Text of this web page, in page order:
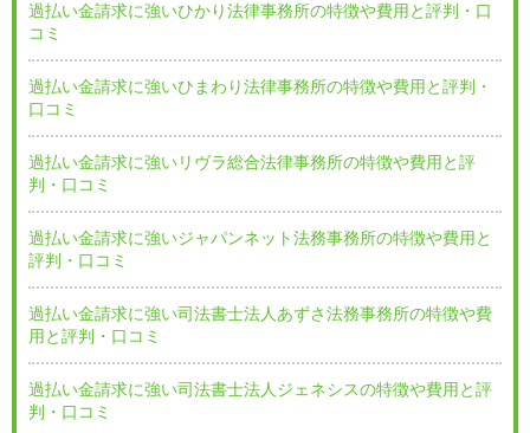
過払い金請求に強いひかり法律事務所の特徴や費用と評判・口
コミ
過払い金請求に強いひまわり法律事務所の特徴や費用と評判・
口コミ
過払い金請求に強いリヴラ総合法律事務所の特徴や費用と評
判・口コミ
過払い金請求に強いジャパンネット法務事務所の特徴や費用と
評判・口コミ
過払い金請求に強い司法書士法人あずさ法務事務所の特徴や費
用と評判・口コミ
過払い金請求に強い司法書士法人ジェネシスの特徴や費用と評
判・口コミ